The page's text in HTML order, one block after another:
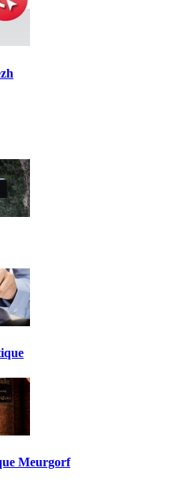
Meurgorf